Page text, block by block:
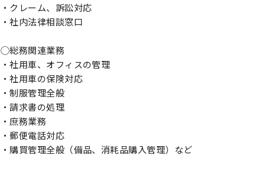
・クレーム、訴訟対応
・社内法律相談窓口
◯総務関連業務
・社用車、オフィスの管理
・社用車の保険対応
・制服管理全般
・請求書の処理
・庶務業務
・郵便電話対応
・購買管理全般（備品、消耗品購入管理）など